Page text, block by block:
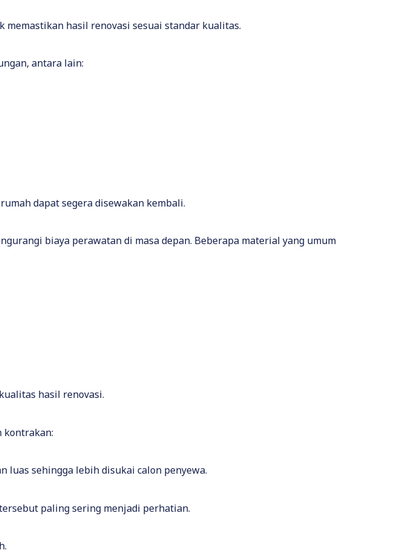
hasil renovasi sesuai standar kualitas.
antara lain:
dapat segera disewakan kembali.
biaya perawatan di masa depan. Beberapa material yang umum
hasil renovasi.
kontrakan:
luas sehingga lebih disukai calon penyewa.
paling sering menjadi perhatian.